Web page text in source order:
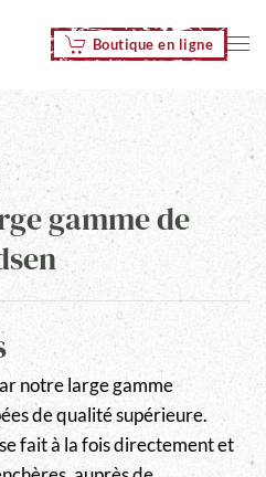
Boutique en ligne
gamme de
notre large gamme
de qualité supérieure.
fait à la fois directement et